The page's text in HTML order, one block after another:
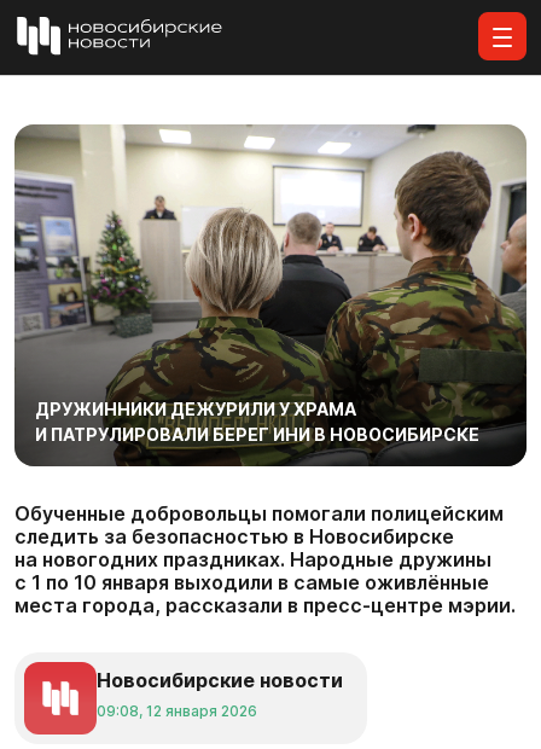
ДРУЖИННИКИ ДЕЖУРИЛИ У ХРАМА
И ПАТРУЛИРОВАЛИ БЕРЕГ ИНИ В НОВОСИБИРСКЕ
Обученные добровольцы помогали полицейским
следить за безопасностью в Новосибирске
на новогодних праздниках. Народные дружины
с 1 по 10 января выходили в самые оживлённые
места города, рассказали в пресс-центре мэрии.
Новосибирские новости
09:08, 12 января 2026